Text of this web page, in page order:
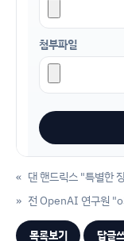
첨부파일
« 댄 핸드릭스 "특별한
전 OpenAI 연구원
»
목록보기 답글